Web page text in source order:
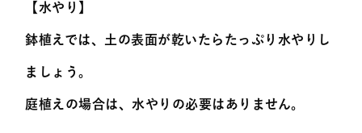
【水やり】
鉢植えでは、土の表面が乾いたらたっぷり水やりし
ましょう。
庭植えの場合は、水やりの必要はありません。